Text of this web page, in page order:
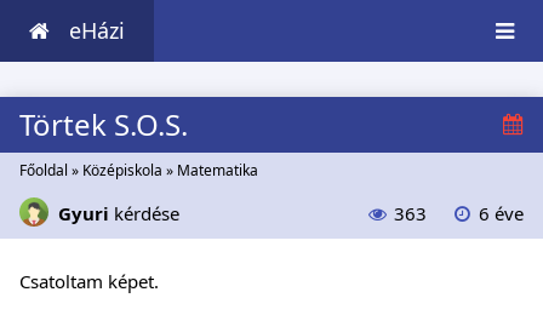
eHázi
Törtek S.O.S.
Főoldal » Középiskola » Matematika
Gyuri kérdése 363 6 éve
Csatoltam képet.